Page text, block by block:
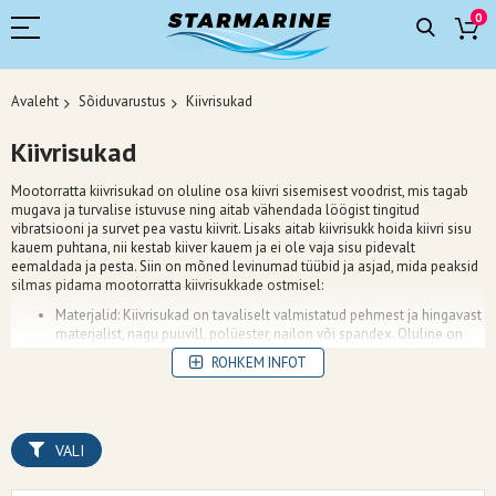
0
Avaleht Sõiduvarustus Kiivrisukad
Kiivrisukad
Mootorratta kiivrisukad on oluline osa kiivri sisemisest voodrist, mis tagab
mugava ja turvalise istuvuse ning aitab vähendada löögist tingitud
vibratsiooni ja survet pea vastu kiivrit. Lisaks aitab kiivrisukk hoida kiivri sisu
kauem puhtana, nii kestab kiiver kauem ja ei ole vaja sisu pidevalt
eemaldada ja pesta. Siin on mõned levinumad tüübid ja asjad, mida peaksid
silmas pidama mootorratta kiivrisukkade ostmisel:
Materjalid: Kiivrisukad on tavaliselt valmistatud pehmest ja hingavast
materjalist, nagu puuvill, polüester, nailon või spandex. Oluline on
valida materjal, mis on mugav, hingav ja võimaldab niiskuse
aurustumist, et hoida pead kuivana ja mugavana sõidu ajal. Puuvill on
eelistustele ja kiivri mudelile. Mõned eelistavad õhukesi sukkasid, et
säilitada parem ventilatsioon ja vähendada kiivri raskust, samas kui
ROHKEM INFOT
VALI